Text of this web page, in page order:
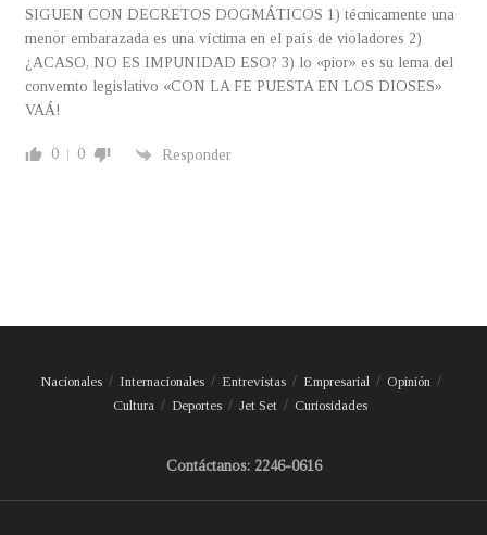
SIGUEN CON DECRETOS DOGMÁTICOS 1) técnicamente una
menor embarazada es una víctima en el país de violadores 2)
¿ACASO, NO ES IMPUNIDAD ESO? 3) lo «pior» es su lema del
convemto legislativo «CON LA FE PUESTA EN LOS DIOSES»
VAÁ!
0 0 Responder
Nacionales Internacionales Entrevistas Empresarial
Opinión
Cultura
Deportes Jet Set Curiosidades
Contáctanos: 2246-0616